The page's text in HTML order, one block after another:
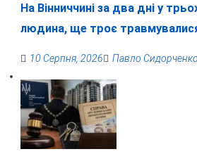
На Вінниччині за два дні у
людина, ще троє
10 Серпня, 2026 Павло Сидорченко